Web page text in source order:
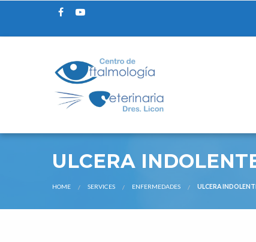
ULCERA
HOME SERVICES ENFERMEDADES ULCERA